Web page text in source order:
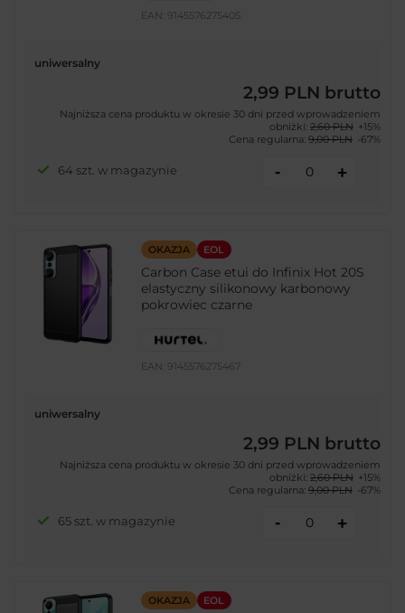
EAN: 9145576275405
uniwersalny
2,99 PLN brutto
Najniższa cena produktu w okresie 30 dni przed wprowadzeniem
obniżki: 2,60 PLN +15%
Cena regularna: 9,00 PLN -67%
64 szt. w magazynie - +
OKAZJA EOL
Carbon Case etui do Infinix Hot 20S
elastyczny silikonowy karbonowy
pokrowiec czarne
EAN: 9145576275467
uniwersalny
2,99 PLN brutto
Najniższa cena produktu w okresie 30 dni przed wprowadzeniem
obniżki: 2,60 PLN +15%
Cena regularna: 9,00 PLN -67%
65 szt. w magazynie - +
OKAZJA EOL